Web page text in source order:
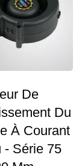
De
Du
À Courant
- Série 75